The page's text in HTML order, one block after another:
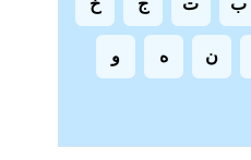
ب ت ج خ
ن ه و